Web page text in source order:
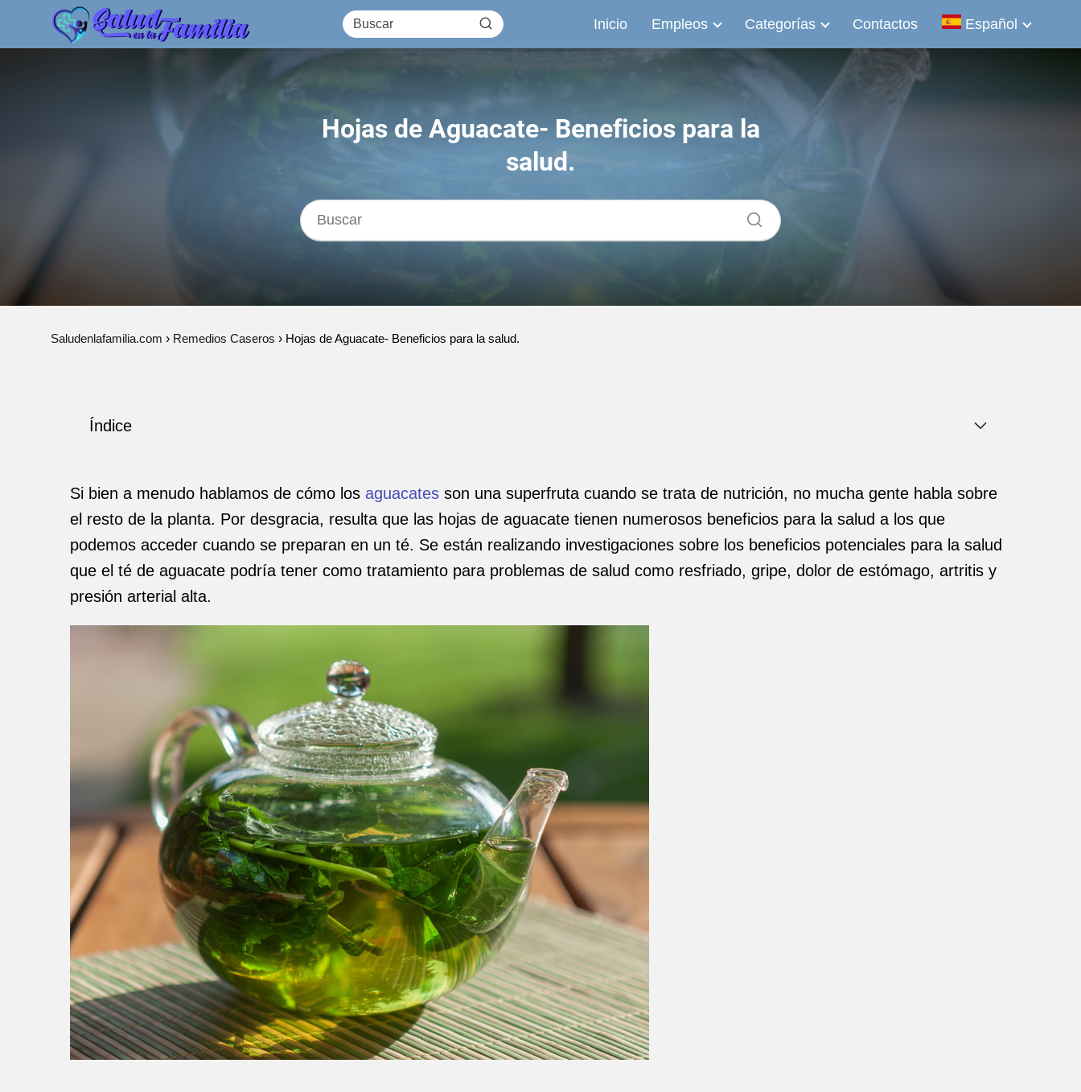
Inicio Empleos Categorías Contactos Español
Hojas de Aguacate- Beneficios para la
salud.
Saludenlafamilia.com Remedios Caseros Hojas de Aguacate- Beneficios para la salud.
Índice
Si bien a menudo hablamos de cómo los aguacates son una superfruta cuando se trata de nutrición, no mucha gente habla sobre
el resto de la planta. Por desgracia, resulta que las hojas de aguacate tienen numerosos beneficios para la salud a los que
podemos acceder cuando se preparan en un té. Se están realizando investigaciones sobre los beneficios potenciales para la salud
que el té de aguacate podría tener como tratamiento para problemas de salud como resfriado, gripe, dolor de estómago, artritis y
presión arterial alta.